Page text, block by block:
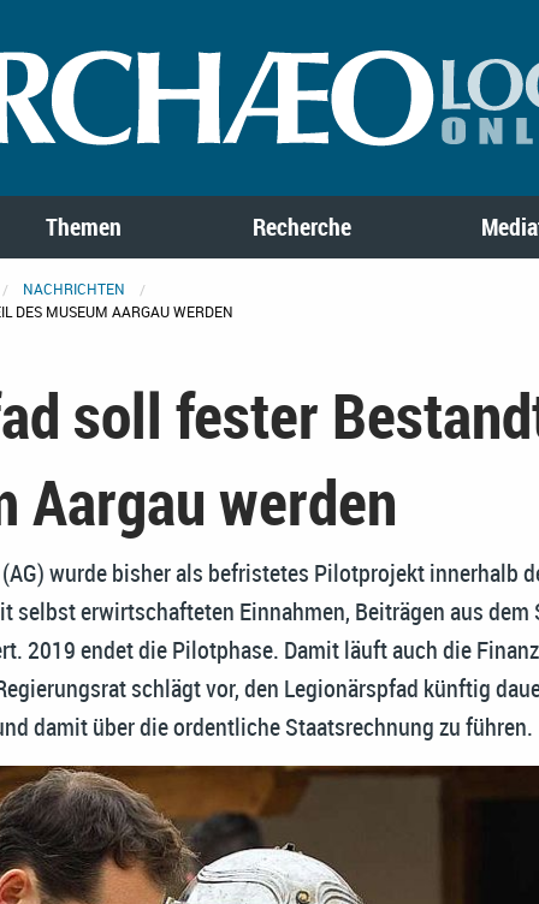
Themen Recherche
NACHRICHTEN
DES MUSEUM AARGAU WERDEN
soll fester
Aargau werden
wurde bisher als befristetes Pilotprojekt innerhalb
selbst erwirtschafteten Einnahmen, Beiträgen aus dem
2019 endet die Pilotphase. Damit läuft auch die
schlägt vor, den Legionärspfad künftig
damit über die ordentliche Staatsrechnung zu führen.